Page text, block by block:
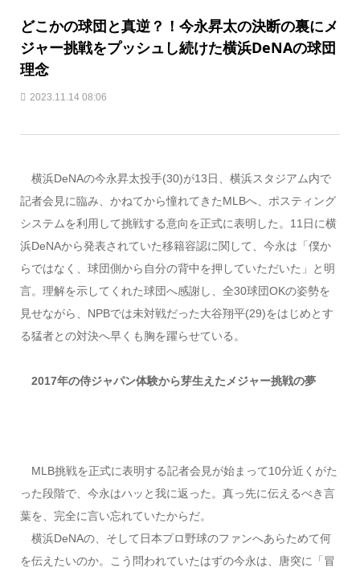
どこかの球団と真逆？！今永昇太の決断の裏にメ
ジャー挑戦をプッシュし続けた横浜DeNAの球団
理念
2023.11.14 08:06
横浜DeNAの今永昇太投手(30)が13日、横浜スタジアム内で
記者会見に臨み、かねてから憧れてきたMLBへ、ポスティング
システムを利用して挑戦する意向を正式に表明した。11日に横
浜DeNAから発表されていた移籍容認に関して、今永は「僕か
らではなく、球団側から自分の背中を押していただいた」と明
言。理解を示してくれた球団へ感謝し、全30球団OKの姿勢を
見せながら、NPBでは未対戦だった大谷翔平(29)をはじめとす
る猛者との対決へ早くも胸を躍らせている。
2017年の侍ジャパン体験から芽生えたメジャー挑戦の夢
MLB挑戦を正式に表明する記者会見が始まって10分近くがた
った段階で、今永はハッと我に返った。真っ先に伝えるべき言
葉を、完全に言い忘れていたからだ。
横浜DeNAの、そして日本プロ野球のファンへあらためて何
を伝えたいのか。こう問われていたはずの今永は、唐突に「冒